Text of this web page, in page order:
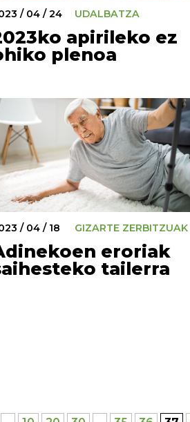
/ 04 / 24 UDALBATZA
apirileko ez
plenoa
/ 04 / 18 GIZARTE ZERBITZUAK
eroriak
tailerra